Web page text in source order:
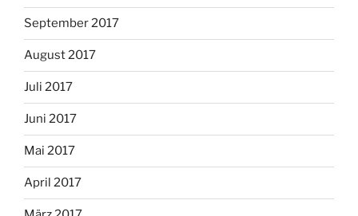
September 2017
August 2017
Juli 2017
Juni 2017
Mai 2017
April 2017